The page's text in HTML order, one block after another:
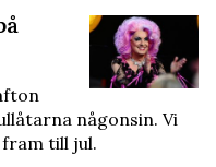
någonsin. Vi
till jul.